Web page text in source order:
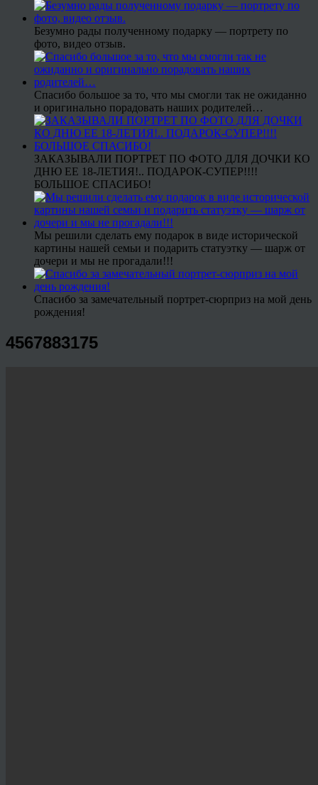
Безумно рады полученному подарку — портрету по
фото, видео отзыв.
Спасибо большое за то, что мы смогли так не ожиданно
и оригинально порадовать наших родителей…
ЗАКАЗЫВАЛИ ПОРТРЕТ ПО ФОТО ДЛЯ ДОЧКИ КО
ДНЮ ЕЕ 18-ЛЕТИЯ!.. ПОДАРОК-СУПЕР!!!!
БОЛЬШОЕ СПАСИБО!
Мы решили сделать ему подарок в виде исторической
картины нашей семьи и подарить статуэтку — шарж от
дочери и мы не прогадали!!!
Спасибо за замечательный портрет-сюрприз на мой день
рождения!
4567883175